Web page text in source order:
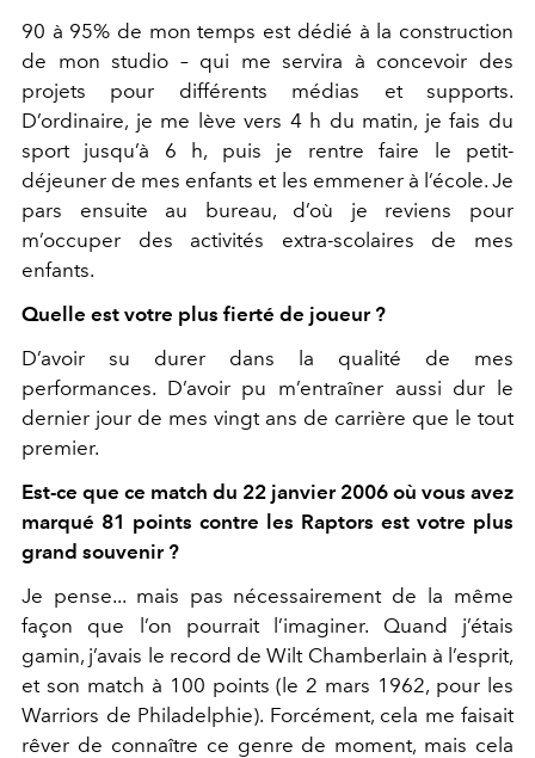
90 à 95% de mon temps est dédié à la construction
de mon studio – qui me servira à concevoir des
projets pour différents médias et supports.
D’ordinaire, je me lève vers 4 h du matin, je fais du
sport jusqu’à 6 h, puis je rentre faire le petit-
déjeuner de mes enfants et les emmener à l’école. Je
pars ensuite au bureau, d’où je reviens pour
m’occuper des activités extra-scolaires de mes
enfants.
Quelle est votre plus fierté de joueur ?
D’avoir su durer dans la qualité de mes
performances. D’avoir pu m’entraîner aussi dur le
dernier jour de mes vingt ans de carrière que le tout
premier.
Est-ce que ce match du 22 janvier 2006 où vous avez
marqué 81 points contre les Raptors est votre plus
grand souvenir ?
Je pense... mais pas nécessairement de la même
façon que l’on pourrait l’imaginer. Quand j’étais
gamin, j’avais le record de Wilt Chamberlain à l’esprit,
et son match à 100 points (le 2 mars 1962, pour les
Warriors de Philadelphie). Forcément, cela me faisait
rêver de connaître ce genre de moment, mais cela